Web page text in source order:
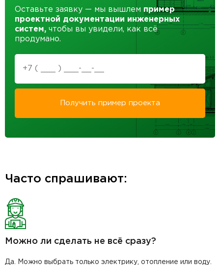
Оставьте заявку — мы вышлем пример
проектной документации инженерных
систем, чтобы вы увидели, как всё
продумано.
Получить пример проекта
Часто спрашивают:
Можно ли сделать не всё сразу?
Да. Можно выбрать только электрику, отопление или воду.